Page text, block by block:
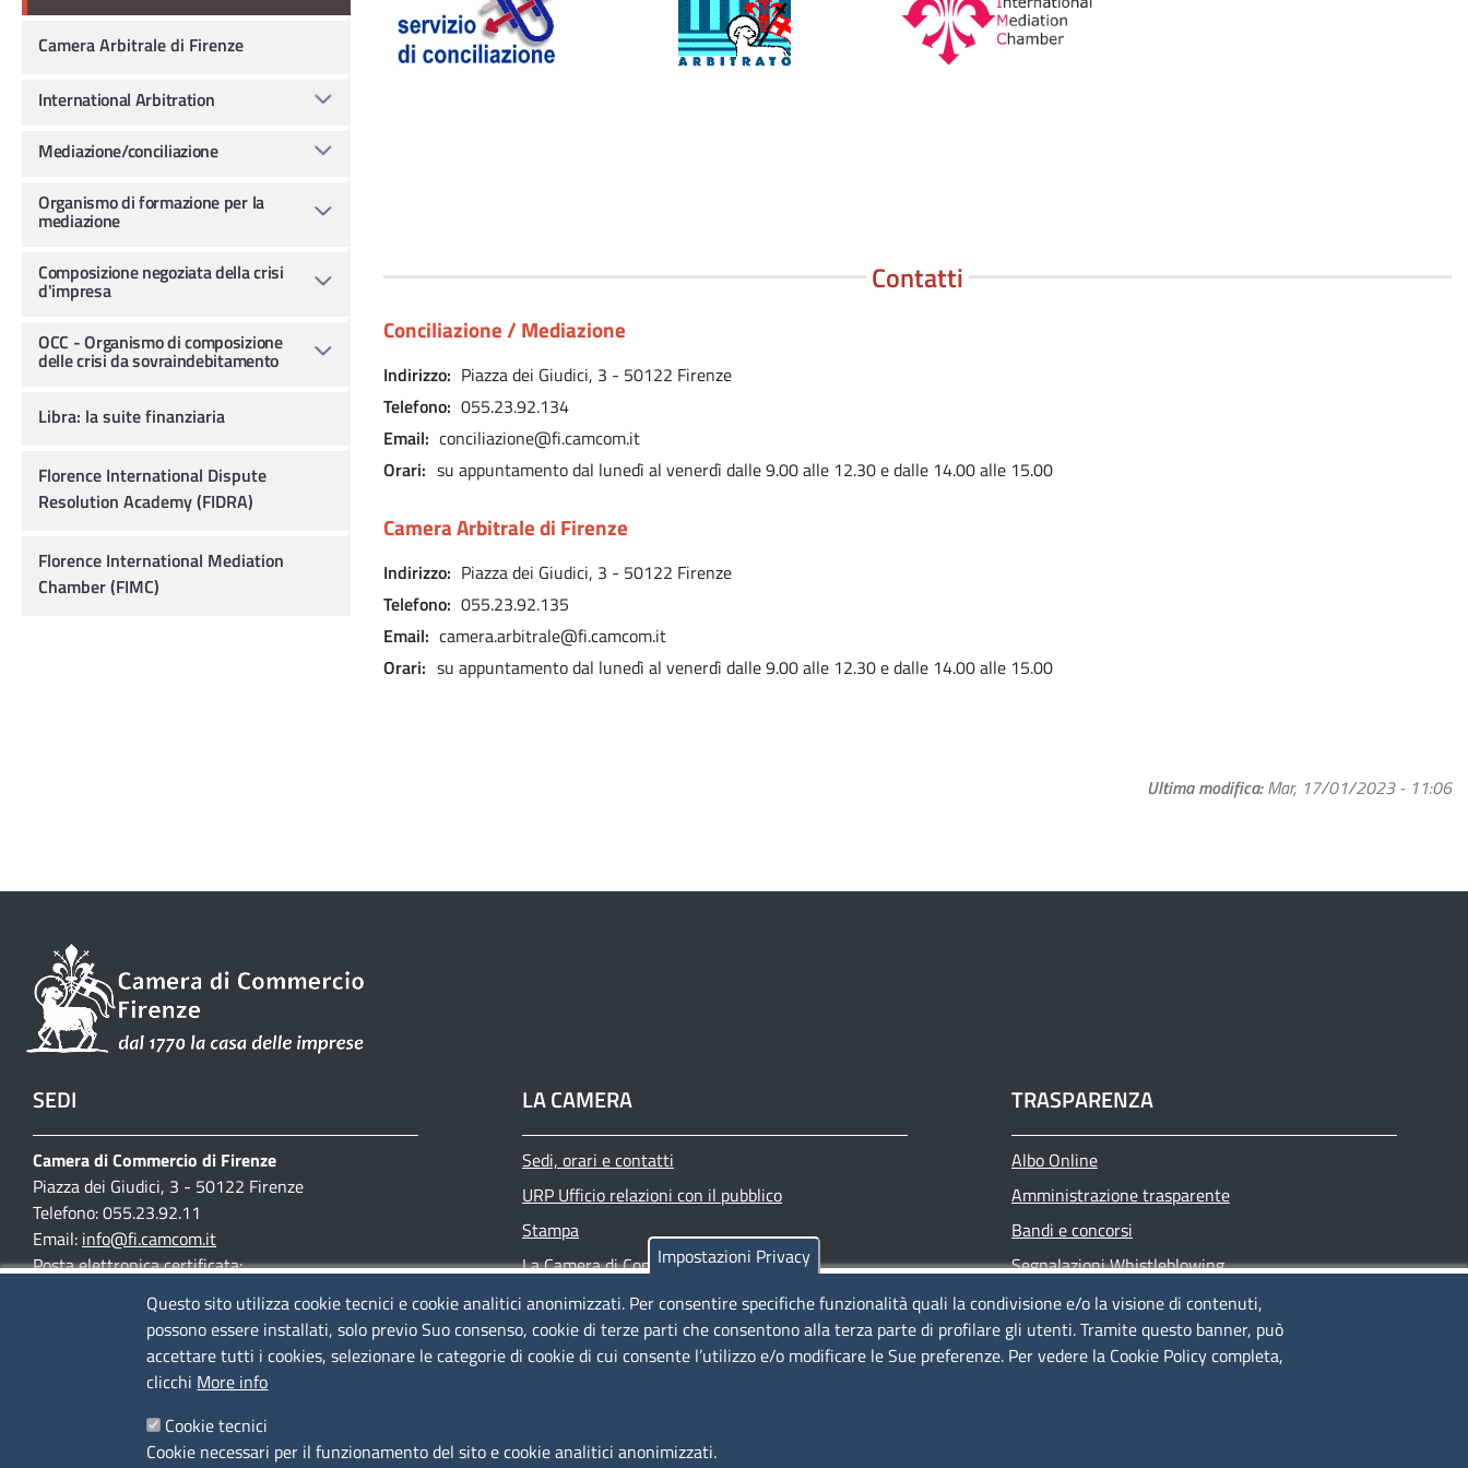
Contatti
Conciliazione / Mediazione
Indirizzo Piazza dei Giudici, 3 - 50122 Firenze
Telefono 055.23.92.134
Email conciliazione@fi.camcom.it
Orari
su appuntamento dal lunedì al venerdì dalle 9.00 alle 12.30 e dalle 14.00 alle 15.00
Camera Arbitrale di Firenze
Indirizzo Piazza dei Giudici, 3 - 50122 Firenze
Telefono 055.23.92.135
Email camera.arbitrale@fi.camcom.it
Orari
su appuntamento dal lunedì al venerdì dalle 9.00 alle 12.30 e dalle 14.00 alle 15.00
Ultima modifica Mar, 17/01/2023 - 11:06
Camera Arbitrale di Firenze
International Arbitration
Mediazione/conciliazione
Organismo di formazione per la
mediazione
Composizione negoziata della crisi
d'impresa
OCC - Organismo di composizione
delle crisi da sovraindebitamento
Libra: la suite finanziaria
Florence International Dispute
Resolution Academy (FIDRA)
Florence International Mediation
Chamber (FIMC)
SEDI
Camera di Commercio di Firenze
Piazza dei Giudici, 3 - 50122 Firenze
Telefono: 055.23.92.11
Email: info@fi.camcom.it
Posta elettronica certificata:
cciaa.firenze@fi.legalmail.camcom.it
Partita IVA 03097420487
Codice fiscale 80002690487
Accesso riservato
LA CAMERA
Sedi, orari e contatti
URP Ufficio relazioni con il pubblico
Stampa
La Camera di Commercio oggi
Azienda speciale PromoFirenze
Siti tematici
TRASPARENZA
Albo Online
Amministrazione trasparente
Bandi e concorsi
Segnalazioni Whistleblowing
Accessibilità
IBAN e pagamenti informatici
Informative privacy e cookie
Impostazioni Privacy
Questo sito utilizza cookie tecnici e cookie analitici anonimizzati. Per consentire specifiche funzionalità quali la condivisione e/o la visione di contenuti,
possono essere installati, solo previo Suo consenso, cookie di terze parti che consentono alla terza parte di profilare gli utenti. Tramite questo banner, può
accettare tutti i cookies, selezionare le categorie di cookie di cui consente l’utilizzo e/o modificare le Sue preferenze. Per vedere la Cookie Policy completa,
clicchi More info
Cookie tecnici
Cookie necessari per il funzionamento del sito e cookie analitici anonimizzati.